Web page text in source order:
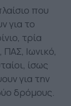
που
για το
τρία
Ιωνικό,
ίσως
για την
δρόμους.